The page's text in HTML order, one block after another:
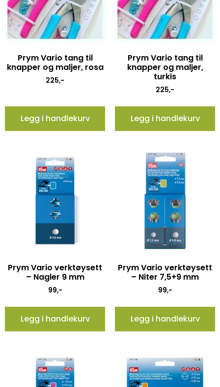
Prym Vario tang til
knapper og maljer, rosa
225,-
Legg i handlekurv
Prym Vario tang til
knapper og maljer,
turkis
225,-
Legg i handlekurv
Prym Vario verktøysett
– Nagler 9 mm
99,-
Legg i handlekurv
Prym Vario verktøysett
– Niter 7,5+9 mm
99,-
Legg i handlekurv